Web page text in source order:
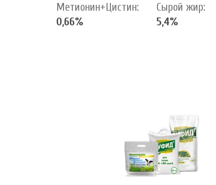
Метионин+Цистин:
0,66%
Сырой жир:
5,4%